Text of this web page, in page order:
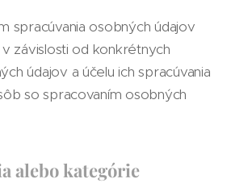
spracúvania osobných údajov
závislosti od konkrétnych
údajov a účelu ich spracúvania
so spracovaním osobných
alebo kategórie